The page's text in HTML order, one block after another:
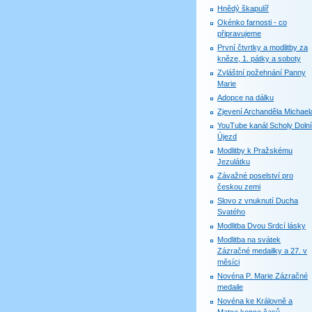
Hnědý škapulíř
Okénko farnosti - co
připravujeme
První čtvrtky a modlitby za
kněze, 1. pátky a soboty
Zvláštní požehnání Panny
Marie
Adopce na dálku
Zjevení Archanděla
YouTube kanál Scholy Dolní
Újezd
Modlitby k Pražskému
Jezulátku
Závažné poselství pro
českou zemi
Slovo z vnuknutí Ducha
Svatého
Modlitba Dvou Srdcí lásky
Modlitba na svátek
Zázračné medailky a 27. v
měsíci
Novéna P. Marie Zázračné
medaile
Novéna ke Královně a